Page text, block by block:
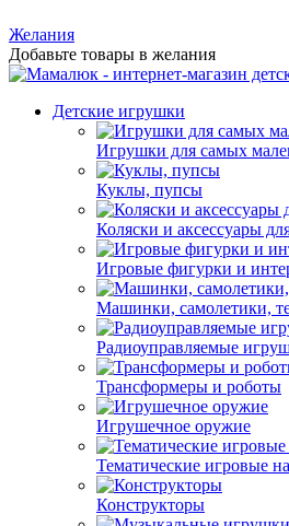
Желания
Добавьте товары в желания
Детские игрушки
Игрушки для самых
Куклы, пупсы
Коляски и аксессуары
Игровые фигурки и
Машинки, самолетики,
Радиоуправляемые
Трансформеры и роботы
Игрушечное оружие
Тематические игровые
Конструкторы